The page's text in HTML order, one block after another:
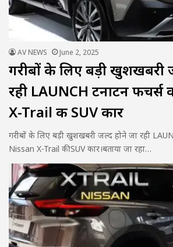
AV NEWS June 2, 2025
गरीबों के लिए बड़ी खुशखबरी
रही LAUNCH टनाटन फीचर्स
X-Trail की SUV कार
गरीबों के लिए बड़ी खुशखबरी जल्द होने जा रही
Nissan X-Trail की SUV कार।बताया जा रहा…